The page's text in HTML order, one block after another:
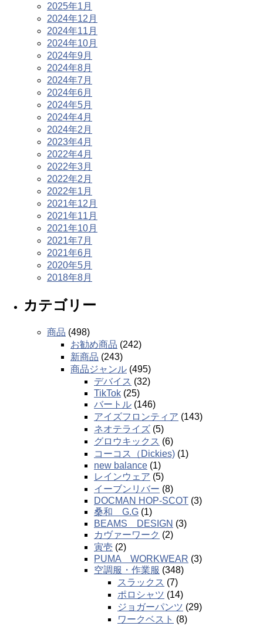
2025年1月
2024年12月
2024年11月
2024年10月
2024年9月
2024年8月
2024年7月
2024年6月
2024年5月
2024年4月
2024年2月
2023年4月
2022年4月
2022年3月
2022年2月
2022年1月
2021年12月
2021年11月
2021年10月
2021年7月
2021年6月
2020年5月
2018年8月
カテゴリー
商品 (498)
お勧め商品 (242)
新商品 (243)
商品ジャンル (495)
デバイス (32)
TikTok (25)
バートル (146)
アイズフロンティア (143)
ネオテライズ (5)
グロウキックス (6)
コーコス（Dickies) (1)
new balance (1)
レインウェア (5)
イーブンリバー (8)
DOCMAN HOP-SCOT (3)
桑和 G.G (1)
BEAMS DESIGN (3)
カヴァーワーク (2)
寅壱 (2)
PUMA WORKWEAR (3)
空調服・作業服 (348)
スラックス (7)
ポロシャツ (14)
ジョガーパンツ (29)
ワークベスト (8)